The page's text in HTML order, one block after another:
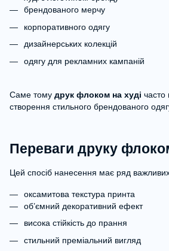
брендованого мерчу
корпоративного одягу
дизайнерських колекцій
одягу для рекламних кампаній
Саме тому друк флоком на худі часто
створення стильного брендованого
Переваги друку
Цей спосіб нанесення має ряд
оксамитова текстура принта
об’ємний декоративний ефект
висока стійкість до прання
стильний преміальний вигляд